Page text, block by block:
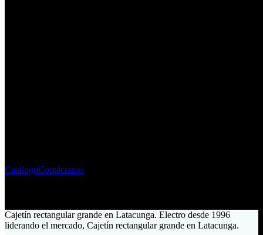
CatálogoContáctanos
Cajetín rectangular grande en Latacunga. Electro desde 1996
liderando el mercado, Cajetín rectangular grande en Latacunga.